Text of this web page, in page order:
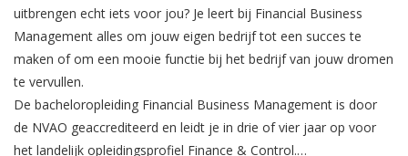
uitbrengen echt iets voor jou? Je leert bij Financial Business
Management alles om jouw eigen bedrijf tot een succes te
maken of om een mooie functie bij het bedrijf van jouw dromen
te vervullen.
De bacheloropleiding Financial Business Management is door
de NVAO geaccrediteerd en leidt je in drie of vier jaar op voor
het landelijk opleidingsprofiel Finance & Control.